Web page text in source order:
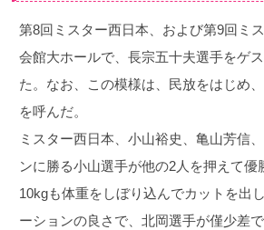
第8回ミスター西日本、および第9回ミ
会館大ホールで、長宗五十夫選手をゲ
た。なお、この模様は、民放をはじめ
を呼んだ。
ミスター西日本、小山裕史、亀山芳信
ンに勝る小山選手が他の2人を押えて
10kgも体重をしぼり込んでカットを出
ーションの良さで、北岡選手が僅少差